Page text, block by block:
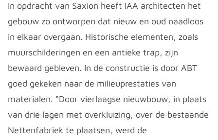
In opdracht van Saxion heeft IAA architecten het
gebouw zo ontworpen dat nieuw en oud naadloos
in elkaar overgaan. Historische elementen, zoals
muurschilderingen en een antieke trap, zijn
bewaard gebleven. In de constructie is door ABT
goed gekeken naar de milieuprestaties van
materialen. “Door vierlaagse nieuwbouw, in plaats
van drie lagen met overkluizing, over de bestaande
Nettenfabriek te plaatsen, werd de